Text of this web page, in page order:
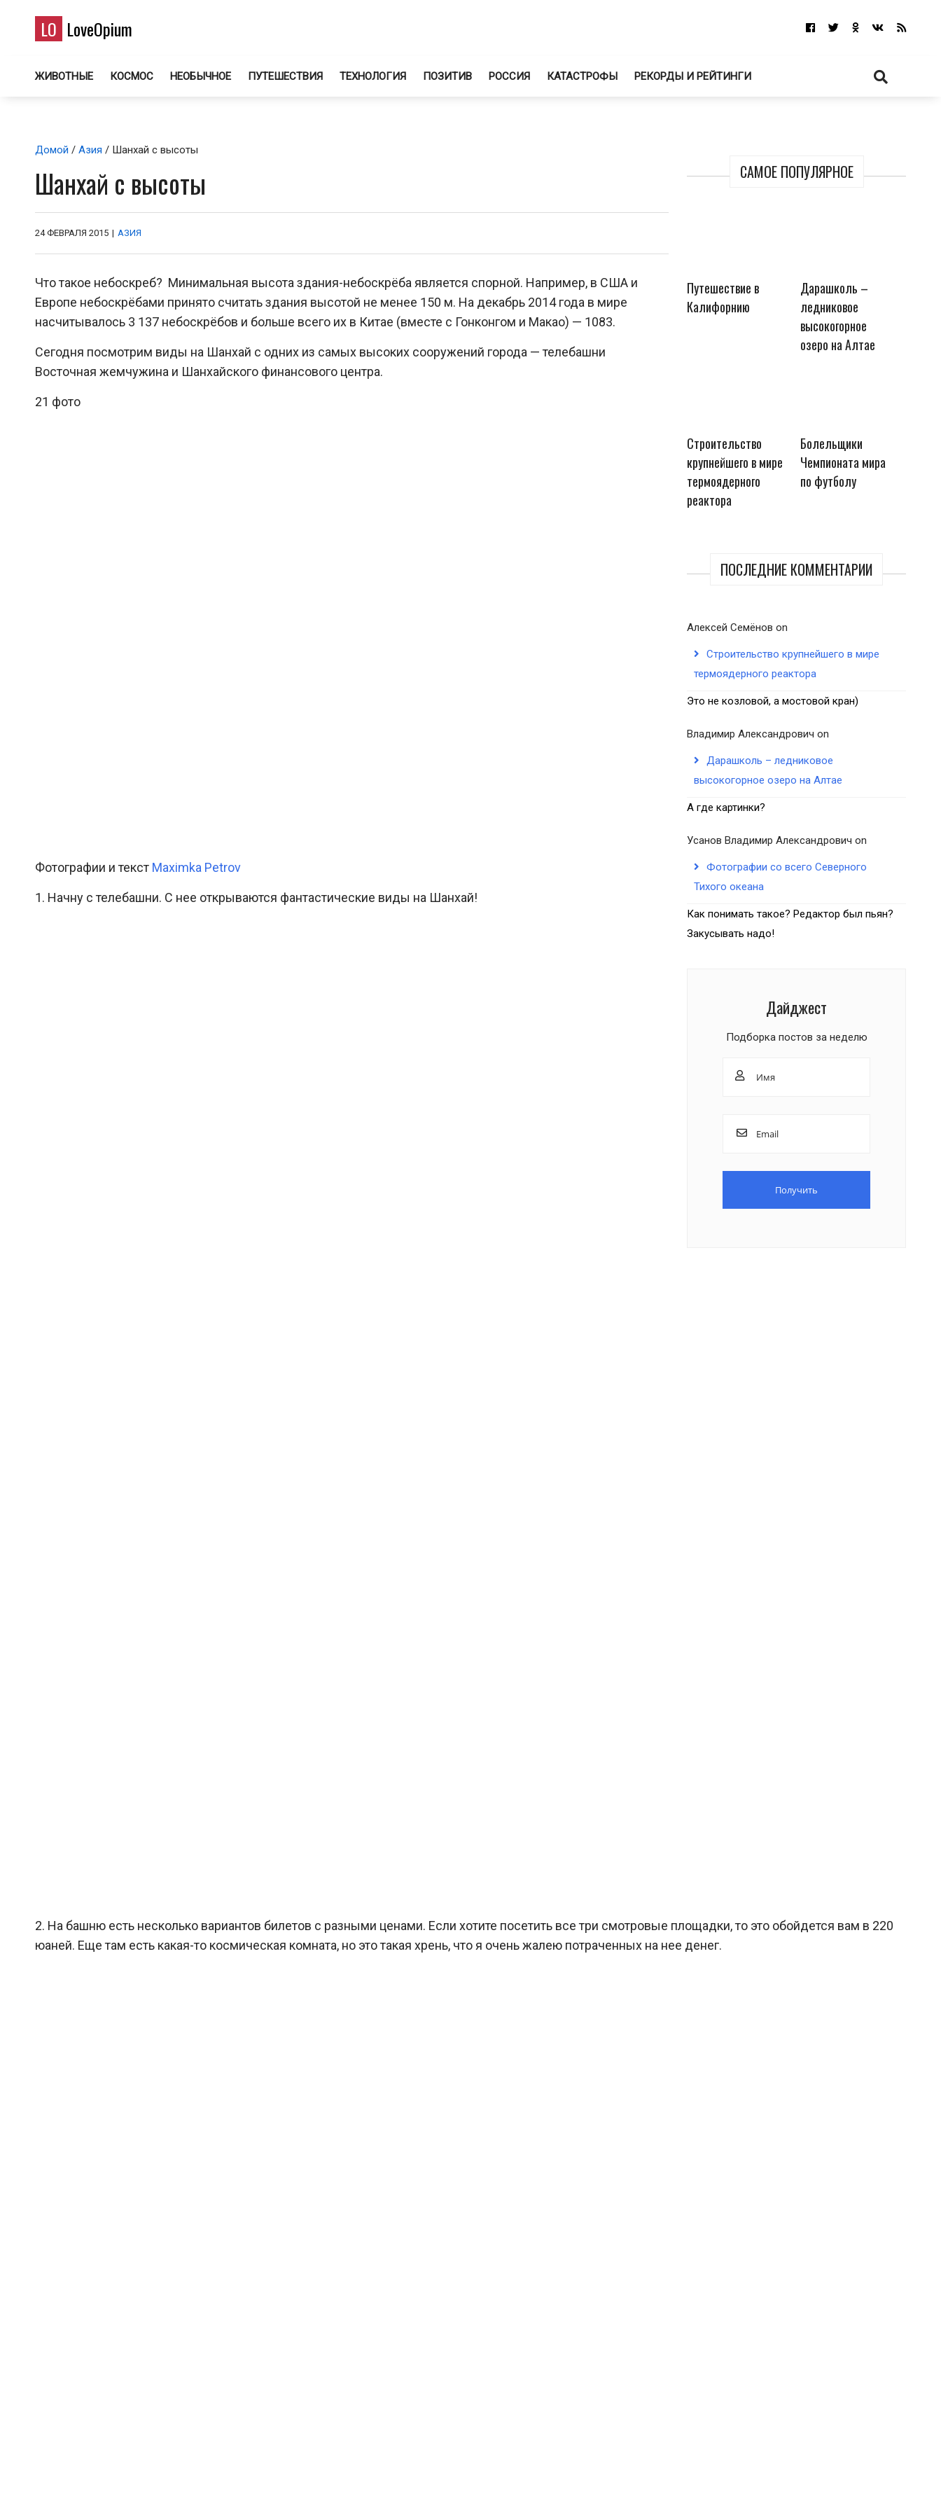
LO LoveOpium
ЖИВОТНЫЕ КОСМОС НЕОБЫЧНОЕ ПУТЕШЕСТВИЯ ТЕХНОЛОГИЯ ПОЗИТИВ РОССИЯ КАТАСТРОФЫ РЕКОРДЫ И РЕЙТИНГИ
САМОЕ ПОПУЛЯРНОЕ
Путешествие в
Калифорнию
Дарашколь –
ледниковое
высокогорное
озеро на Алтае
Строительство
крупнейшего в мире
термоядерного
реактора
Болельщики
Чемпионата мира
по футболу
ПОСЛЕДНИЕ КОММЕНТАРИИ
Алексей Семёнов on
Строительство крупнейшего в мире
термоядерного реактора
Это не козловой, а мостовой кран)
Владимир Александрович on
Дарашколь – ледниковое
высокогорное озеро на Алтае
А где картинки?
Усанов Владимир Александрович on
Фотографии со всего Северного
Тихого океана
Как понимать такое? Редактор был пьян?
Закусывать надо!
Дайджест
Подборка постов за неделю
Домой / Азия / Шанхай с высоты
Шанхай с высоты
24 ФЕВРАЛЯ 2015 | АЗИЯ
Что такое небоскреб? Минимальная высота здания-небоскрёба является спорной. Например, в США и
Европе небоскрёбами принято считать здания высотой не менее 150 м. На декабрь 2014 года в мире
насчитывалось 3 137 небоскрёбов и больше всего их в Китае (вместе с Гонконгом и Макао) — 1083.
Сегодня посмотрим виды на Шанхай с одних из самых высоких сооружений города — телебашни
Восточная жемчужина и Шанхайского финансового центра.
21 фото
Фотографии и текст Maximka Petrov
1. Начну с телебашни. С нее открываются фантастические виды на Шанхай!
2. На башню есть несколько вариантов билетов с разными ценами. Если хотите посетить все три смотровые площадки, то это обойдется вам в 220
юаней. Еще там есть какая-то космическая комната, но это такая хрень, что я очень жалею потраченных на нее денег.